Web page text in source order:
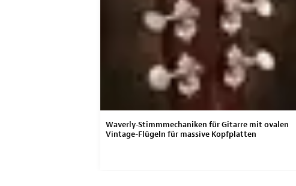
Waverly-Stimmmechaniken für Gitarre mit ovalen
Vintage-Flügeln für massive Kopfplatten